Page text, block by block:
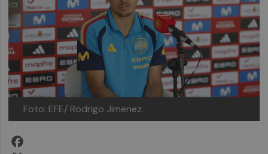
Foto: EFE/ Rodrigo Jimenez.